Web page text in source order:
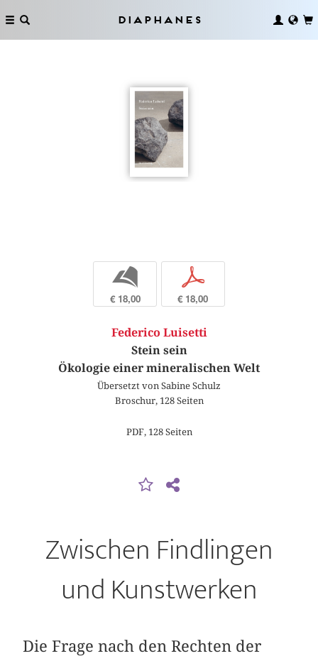
Diaphanes
b
€ 18,00
p
€ 18,00
Federico Luisetti
Stein sein
Ökologie einer mineralischen Welt
Übersetzt von Sabine Schulz
Broschur, 128 Seiten
PDF, 128 Seiten
Zwischen Findlingen
und Kunstwerken
Die Frage nach den Rechten der